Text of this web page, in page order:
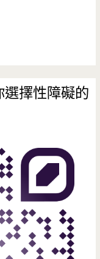
選擇性障礙的